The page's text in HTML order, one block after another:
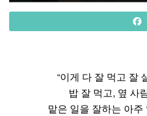
“이게 다 잘 먹고 잘
밥 잘 먹고, 옆 사
맡은 일을 잘하는 아